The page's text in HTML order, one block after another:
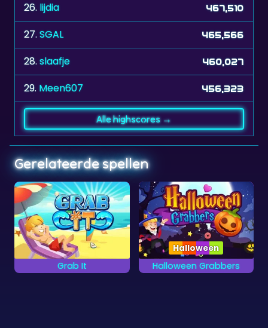
26. lijdia 467,510
27.SGAL 465,566
28.slaafje 460,027
29. Meen607 456,323
Alle highscores →
Gerelateerde spellen
Grab It Halloween Grabbers
Halloween